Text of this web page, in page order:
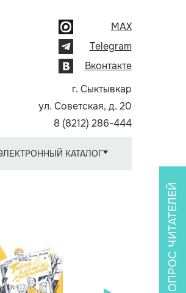
MAX
Telegram
Вконтакте
г. Сыктывкар
ул. Советская, д. 20
8 (8212) 286-444
КАТАЛОГ
ОПРОС ЧИТАТЕЛЕЙ